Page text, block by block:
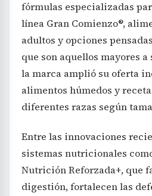
fórmulas especializadas
línea Gran Comienzo®,
adultos y opciones
que son aquellos mayores a
la marca amplió su oferta
alimentos húmedos y
diferentes razas según
Entre las innovaciones
sistemas nutricionales
Nutrición Reforzada+, que
digestión, fortalecen las